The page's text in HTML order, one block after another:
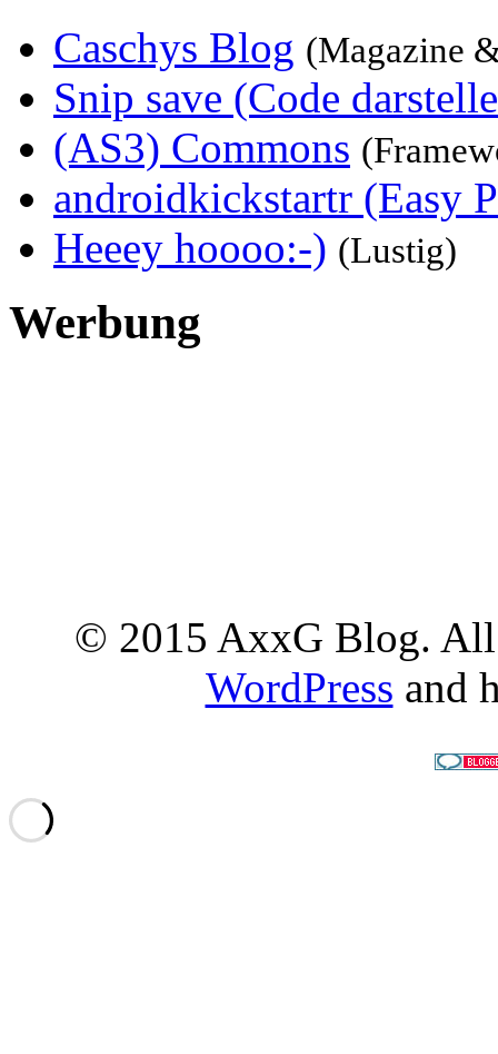
Caschys Blog (Magazine
Snip save (Code
(AS3) Commons
androidkickstartr (Easy
Heeey hoooo:-) (Lustig)
Werbung
© 2015 AxxG Blog. All
WordPress and